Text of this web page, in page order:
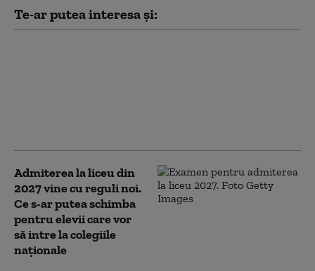
Te-ar putea interesa și:
Admiterea la liceu din
2027 vine cu reguli noi.
Ce s-ar putea schimba
pentru elevii care vor
să intre la colegiile
naționale